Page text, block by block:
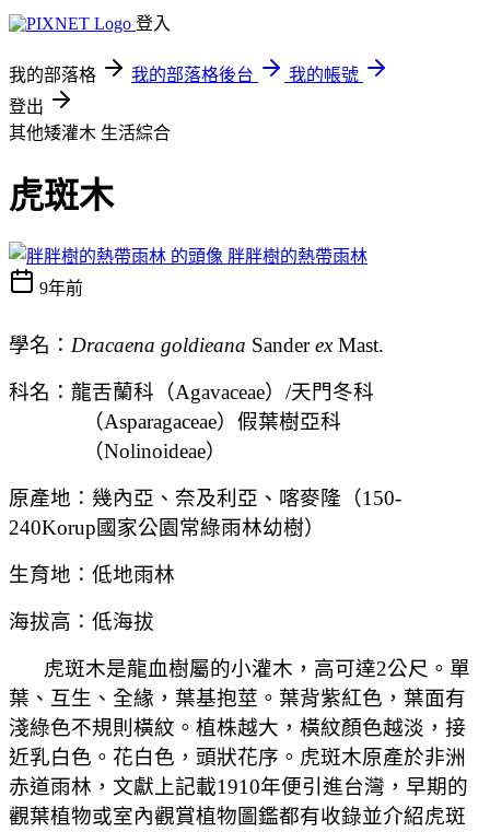
登入
我的部落格 我的部落格後台
我的帳號
登出
其他矮灌木 生活綜合
虎斑木
胖胖樹的熱帶雨林
9年前
學名： Dracaena goldieana SanderexMast.
科名：龍舌蘭科（Agavaceae） /天門冬科
（Asparagaceae）假葉樹亞科
（Nolinoideae）
原產地：幾內亞、奈及利亞、喀麥隆（150-
240Korup國家公園常綠雨林幼樹）
生育地：低地雨林
海拔高：低海拔
虎斑木是龍血樹屬的小灌木，高可達2公尺。單
葉、互生、全緣，葉基抱莖。葉背紫紅色，葉面有
淺綠色不規則橫紋。植株越大，橫紋顏色越淡，接
近乳白色。花白色，頭狀花序。 虎斑木原產於非洲
赤道雨林，文獻上記載1910年便引進台灣， 早期的
觀葉植物或室內觀賞植物圖鑑都有收錄並介紹虎斑